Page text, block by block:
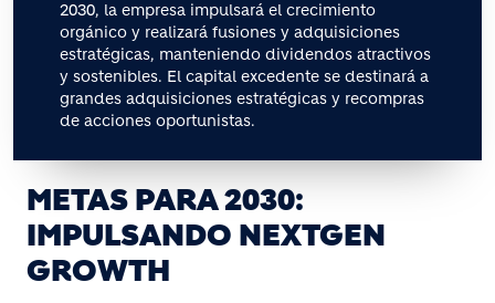
2030, la empresa impulsará el crecimiento
orgánico y realizará fusiones y adquisiciones
estratégicas, manteniendo dividendos atractivos
y sostenibles. El capital excedente se destinará a
grandes adquisiciones estratégicas y recompras
de acciones oportunistas.
METAS PARA 2030:
IMPULSANDO NEXTGEN
GROWTH